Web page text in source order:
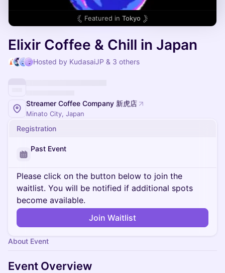
Featured in Tokyo
Elixir Coffee & Chill in Japan
Hosted by KudasaiJP & 3 others
Streamer Coffee Company 新虎店
Minato City, Japan
Registration
Past Event
Please click on the button below to join the
waitlist. You will be notified if additional spots
become available.
Join Waitlist
About Event
Event Overview